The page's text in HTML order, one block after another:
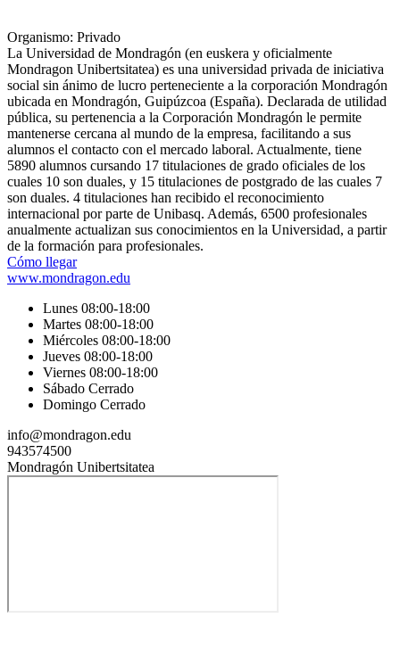
Organismo: Privado
La Universidad de Mondragón (en euskera y oficialmente
Mondragon Unibertsitatea) es una universidad privada de iniciativa
social sin ánimo de lucro perteneciente a la corporación Mondragón
ubicada en Mondragón, Guipúzcoa (España). Declarada de utilidad
pública, su pertenencia a la Corporación Mondragón le permite
mantenerse cercana al mundo de la empresa, facilitando a sus
alumnos el contacto con el mercado laboral. Actualmente, tiene
5890 alumnos cursando 17 titulaciones de grado oficiales de los
cuales 10 son duales,​ y 15 titulaciones de postgrado de las cuales 7
son duales.​ 4 titulaciones han recibido el reconocimiento
internacional por parte de Unibasq.​ Además, 6500 profesionales
anualmente actualizan sus conocimientos en la Universidad, a partir
de la formación para profesionales.
Cómo llegar
www.mondragon.edu
Lunes 08:00-18:00
Martes 08:00-18:00
Miércoles 08:00-18:00
Jueves 08:00-18:00
Viernes 08:00-18:00
Sábado Cerrado
Domingo Cerrado
info@mondragon.edu
943574500
Mondragón Unibertsitatea